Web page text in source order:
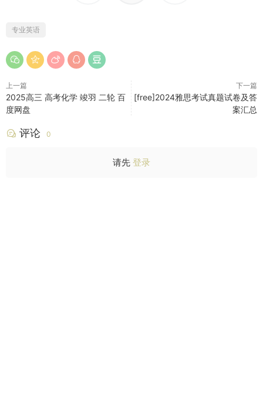
专业英语
上一篇
2025高三 高考化学 竣羽 二轮 百
度网盘
下一篇
[free]2024雅思考试真题试卷及答
案汇总
评论 0
请先 登录